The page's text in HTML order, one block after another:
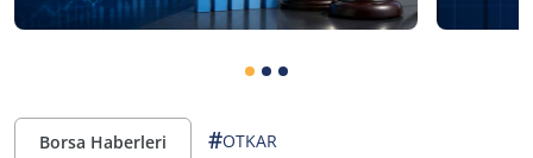
Borsa Haberleri #OTKAR